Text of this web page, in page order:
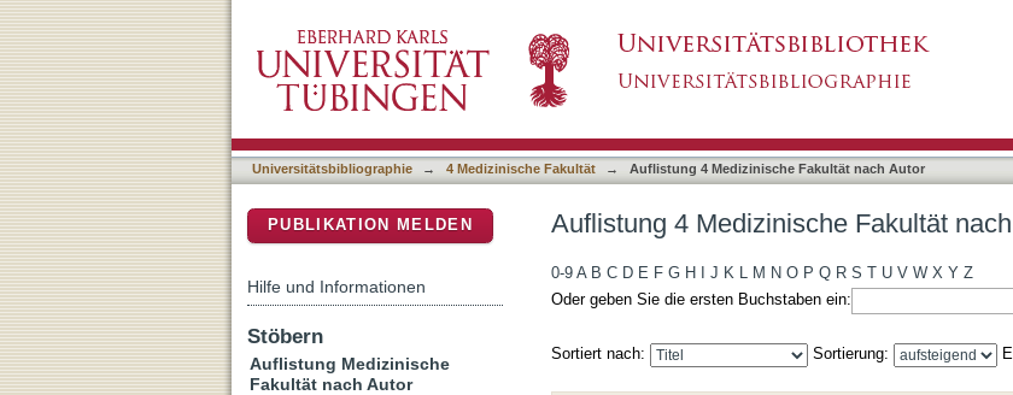
Universitätsbibliographie → 4 Medizinische Fakultät → Auflistung 4 Medizinische Fakultät nach Autor
Auflistung 4 Medizinische Fakultät
0-9 A B C D E F G H J K L M N O P Q R S T U V W X Y Z
Oder geben Sie die ersten Buchstaben ein:
Sortiert nach: Sortierung:
PUBLIKATION MELDEN
Hilfe und Informationen
Stöbern
Auflistung Medizinische
Fakultät nach Autor